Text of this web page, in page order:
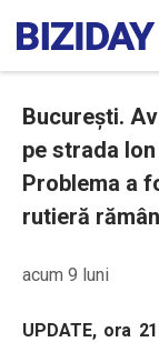
București.
pe strada Ion
Problema a
rutieră
acum 9 luni
UPDATE, ora